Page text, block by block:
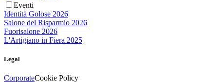
Eventi
Identità Golose 2026
Salone del Risparmio 2026
Fuorisalone 2026
L'Artigiano in Fiera 2025
Legal
CorporateCookie Policy